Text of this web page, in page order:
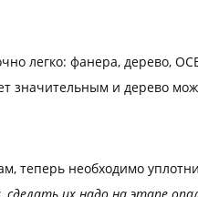
легко: фанера, дерево,
значительным и дерево
теперь необходимо